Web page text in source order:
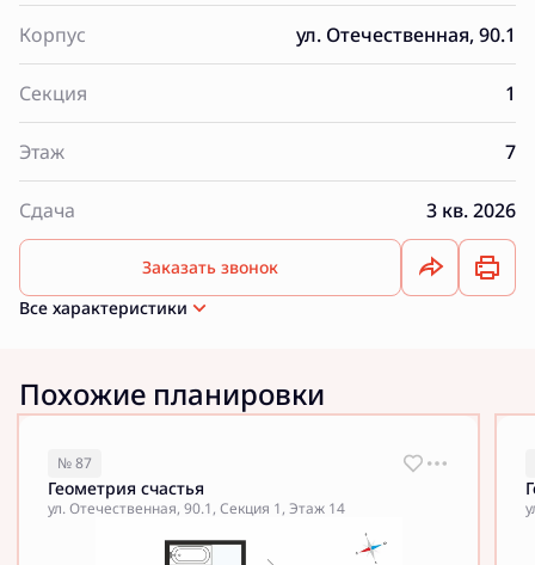
Корпус ул. Отечественная, 90.1
Секция 1
Этаж 7
Сдача 3 кв. 2026
Заказать звонок
Все характеристики
Похожие планировки
№ 87
Геометрия счастья
ул. Отечественная, 90.1, Секция 1, Этаж 14